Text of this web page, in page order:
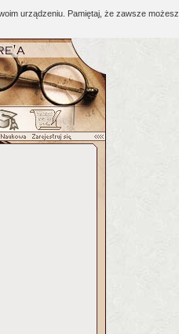
urządzeniu. Pamiętaj, że zawsze możesz